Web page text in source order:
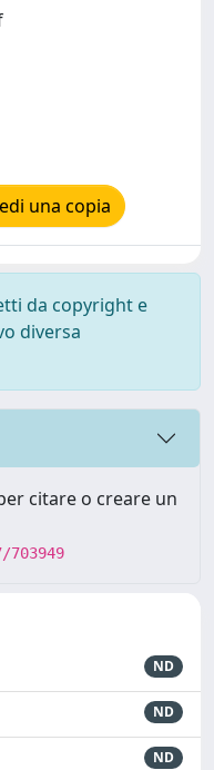
una copia
da copyright e
diversa
citare o creare un
ND
ND
ND